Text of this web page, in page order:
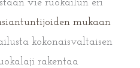
vie ruokailun eri
mukaan
kokonaisvaltaisen
rakentaa